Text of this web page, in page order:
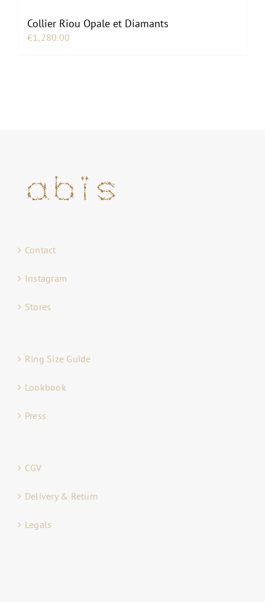
Collier Riou Opale et Diamants
€1,280.00
Contact
Instagram
Stores
Ring Size Guide
Lookbook
Press
CGV
Delivery & Return
Legals